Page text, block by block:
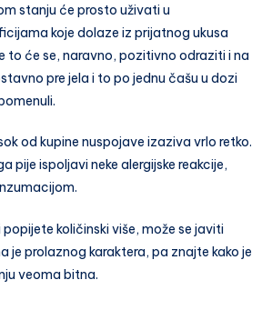
stanju će prosto uživati u
koje dolaze iz prijatnog ukusa
to će se, naravno, pozitivno odraziti i na
pre jela i to po jednu čašu u dozi
od kupine nuspojave izaziva vrlo retko.
pije ispoljavi neke alergijske reakcije,
količinski više, može se javiti
je prolaznog karaktera, pa znajte kako je
veoma bitna.